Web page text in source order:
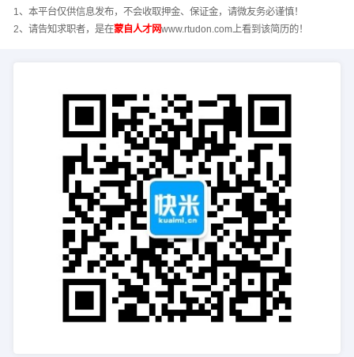
1、本平台仅供信息发布，不会收取押金、保证金，请微友务必谨慎！
2、请告知求职者，是在蒙自人才网www.rtudon.com上看到该简历的！